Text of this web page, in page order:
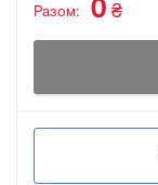
Разом: 0 ₴